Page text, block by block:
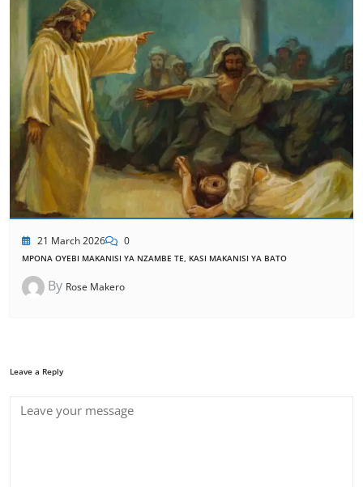
21 March 2026 0
MPONA OYEBI MAKANISI YA NZAMBE TE, KASI MAKANISI YA BATO
By Rose Makero
Leave a Reply